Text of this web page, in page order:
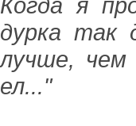
дурка так
лучше, чем
ел..."